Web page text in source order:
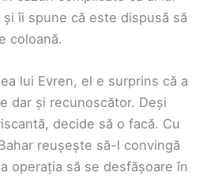
îi spune că este dispusă să
coloană.
lui Evren, el e surprins că a
dar și recunoscător. Deși
decide să o facă. Cu
reușește să-l convingă
operația să se desfășoare în